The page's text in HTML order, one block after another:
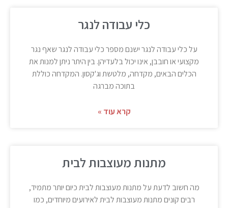
כלי עבודה לנגר
על כלי עבודה לנגר ישנם מספר כלי עבודה לנגר שאף נגר
מקצועי או חובבן, אינו יכול בלעדיהן. בין היתר ניתן למנות את
הכלים הבאים, מקדחה, מלטשת וג'קסון. המקדחה כוללת
בתוכה מברגה
קרא עוד »
מתנות מעוצבות לבית
מה חשוב לדעת על מתנות מעוצבות לבית כיום יותר מתמיד,
רבים קונים מתנות מעוצבות לבית לאירועים מיוחדים, כמו